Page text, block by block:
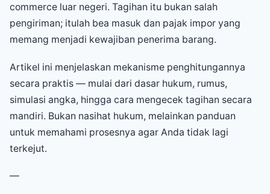
commerce luar negeri. Tagihan itu bukan salah
pengiriman; itulah bea masuk dan pajak impor yang
memang menjadi kewajiban penerima barang.
Artikel ini menjelaskan mekanisme penghitungannya
secara praktis — mulai dari dasar hukum, rumus,
simulasi angka, hingga cara mengecek tagihan secara
mandiri. Bukan nasihat hukum, melainkan panduan
untuk memahami prosesnya agar Anda tidak lagi
terkejut.
—